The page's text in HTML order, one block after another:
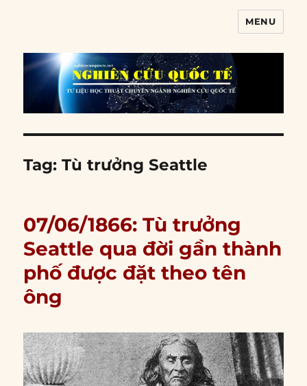
MENU
Tag:Tù trưởng Seattle
07/06/1866: Tù trưởng
Seattle qua đời gần thành
phố được đặt theo tên
ông